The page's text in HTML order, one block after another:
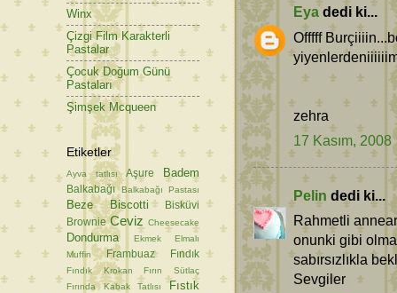
Eyadedi ki...
Offfff
zehra
17 Kasım, 2008
Pelin dedi ki...
Rahmetli
onunki gibi
sabırsızlıkla
Sevgiler
Winx
Çizgi Film Karakterli
Pastalar
Çocuk Doğum Günü
Pastaları
Şimşek Mcqueen
Etiketler
Ayva tatlısı Aşure Badem
Balkabağı Balkabağı Pastası
Beze Biscotti
Bisküvi
Brownie Ceviz Cheesecake
Dondurma Ekmek
Elmalı
Muffin
Frambuaz Fındık
Fındık Krokan
Fırın Sütlaç
Fırında Kabak Tatlısı
Fıstık